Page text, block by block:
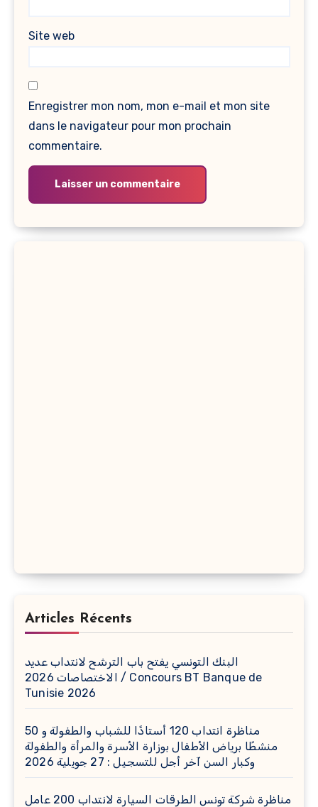
Site web
Enregistrer mon nom, mon e-mail et mon site
dans le navigateur pour mon prochain
commentaire.
Articles Récents
البنك التونسي يفتح باب الترشح لانتداب عديد
الاختصاصات 2026 / Concours BT Banque de
Tunisie 2026
مناظرة انتداب 120 أستاذًا للشباب والطفولة و 50
منشطًا برياض الأطفال بوزارة الأسرة والمرأة والطفولة
وكبار السن آخر أجل للتسجيل : 27 جويلية 2026
مناظرة شركة تونس الطرقات السيارة لانتداب 200 عامل